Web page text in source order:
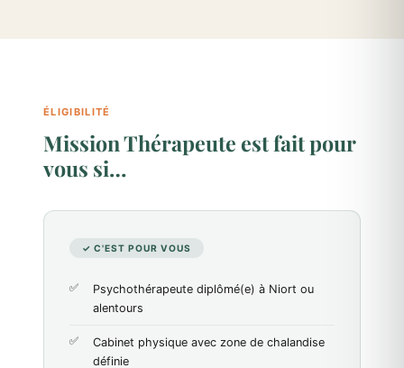
ÉLIGIBILITÉ
Mission Thérapeute est fait pour
vous si…
✓ C'EST POUR VOUS
Psychothérapeute diplômé(e) à Niort ou
alentours
Cabinet physique avec zone de chalandise
définie